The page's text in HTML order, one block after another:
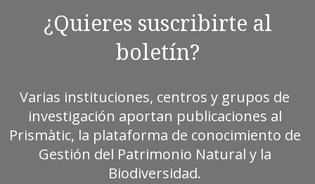
¿Quieres suscribirte al
boletín?
Varias instituciones, centros y grupos de
investigación aportan publicaciones al
Prismàtic, la plataforma de conocimiento de
Gestión del Patrimonio Natural y la
Biodiversidad.